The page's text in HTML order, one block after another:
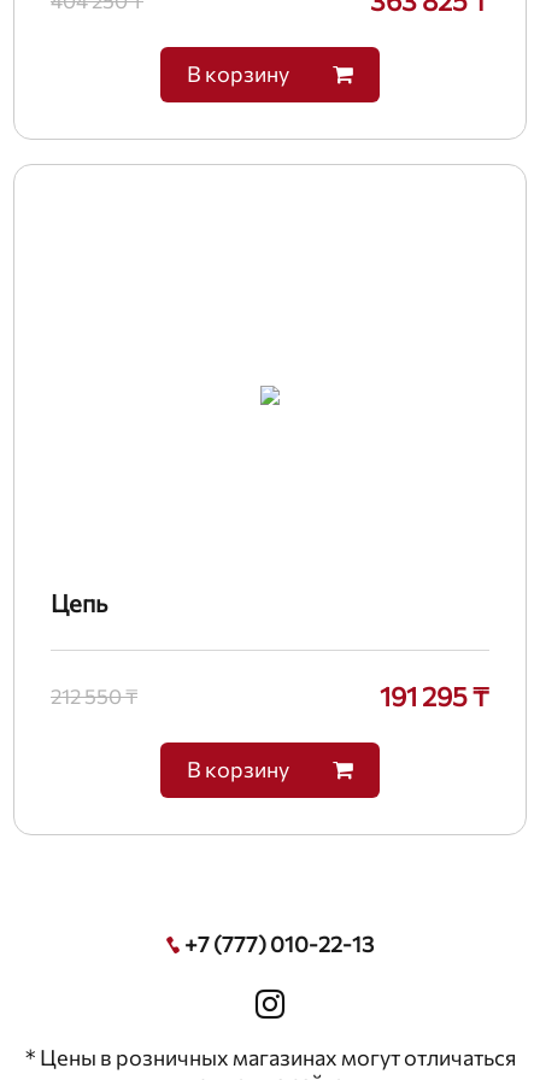
В корзину
Цепь
212 550 ₸ 191 295 ₸
В корзину
+7 (777) 010-22-13
* Цены в розничных магазинах могут отличаться